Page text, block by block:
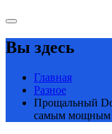
Вы здесь
Главная
Разное
Прощальный
самым мощным